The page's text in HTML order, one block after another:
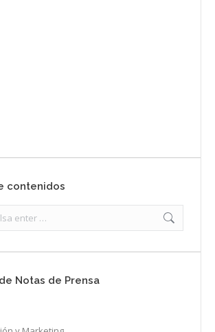
contenidos
Notas de Prensa